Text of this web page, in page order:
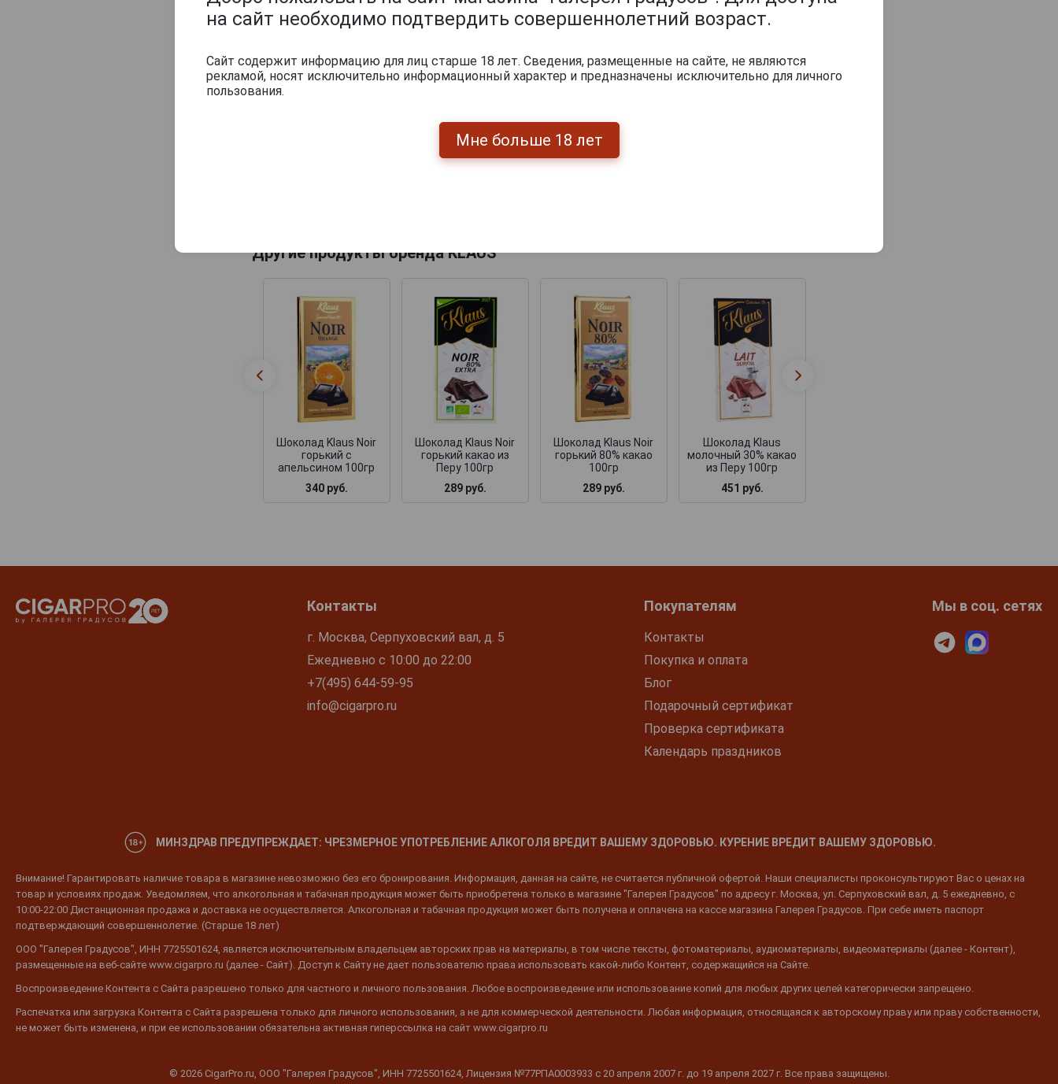
Другие продукты бренда KLAUS
Шоколад Klaus Noir
горький с
апельсином 100гр
340 руб.
Шоколад Klaus Noir
горький какао из
Перу 100гр
289 руб.
Шоколад Klaus Noir
горький 80% какао
100гр
289 руб.
Шоколад Klaus
молочный 30% какао
из Перу 100гр
451 руб.
Контакты
г. Москва, Серпуховский вал, д. 5
Ежедневно с 10:00 до 22:00
+7(495) 644-59-95
info@cigarpro.ru
Покупателям
Контакты
Покупка и оплата
Блог
Подарочный сертификат
Проверка сертификата
Календарь праздников
Мы в соц. сетях
МИНЗДРАВ ПРЕДУПРЕЖДАЕТ: ЧРЕЗМЕРНОЕ УПОТРЕБЛЕНИЕ АЛКОГОЛЯ ВРЕДИТ ВАШЕМУ ЗДОРОВЬЮ. КУРЕНИЕ ВРЕДИТ ВАШЕМУ ЗДОРОВЬЮ.
Внимание! Гарантировать наличие товара в магазине невозможно без его бронирования. Информация, данная на сайте, не считается публичной офертой. Наши специалисты проконсультируют Вас о ценах на
товар и условиях продаж. Уведомляем, что алкогольная и табачная продукция может быть приобретена только в магазине "Галерея Градусов" по адресу г. Москва, ул. Серпуховский вал, д. 5 ежедневно, с
10:00-22:00 Дистанционная продажа и доставка не осуществляется. Алкогольная и табачная продукция может быть получена и оплачена на кассе магазина Галерея Градусов. При себе иметь паспорт
подтверждающий совершеннолетие. (Старше 18 лет)
ООО "Галерея Градусов", ИНН 7725501624, является исключительным владельцем авторских прав на материалы, в том числе тексты, фотоматериалы, аудиоматериалы, видеоматериалы (далее - Контент),
размещенные на веб-сайте www.cigarpro.ru (далее - Сайт). Доступ к Сайту не дает пользователю права использовать какой-либо Контент, содержащийся на Сайте.
Воспроизведение Контента с Сайта разрешено только для частного и личного пользования. Любое воспроизведение или использование копий для любых других целей категорически запрещено.
Распечатка или загрузка Контента с Сайта разрешена только для личного использования, а не для коммерческой деятельности. Любая информация, относящаяся к авторскому праву или праву собственности,
не может быть изменена, и при ее использовании обязательна активная гиперссылка на сайт www.cigarpro.ru
© 2026 CigarPro.ru, ООО "Галерея Градусов", ИНН 7725501624, Лицензия №77РПА0003933 c 20 апреля 2007 г. до 19 апреля 2027 г. Все права защищены.
на сайт необходимо подтвердить совершеннолетний возраст.
Сайт содержит информацию для лиц старше 18 лет. Сведения, размещенные на сайте, не являются
рекламой, носят исключительно информационный характер и предназначены исключительно для личного
пользования.
Мне больше 18 лет